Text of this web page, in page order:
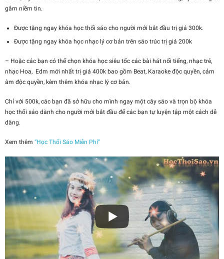
gắm niềm tin.
Được tặng ngay khóa học thổi sáo cho người mới bắt đầu trị giá 300k.
Được tặng ngay khóa học nhạc lý cơ bản trên sáo trúc trị giá 200k
– Hoặc các bạn có thể chọn khóa học siêu tốc các bài hát nổi tiếng, nhạc trẻ,
nhạc Hoa, Edm mới nhất trị giá 400k bao gồm Beat, Karaoke độc quyền, cảm
âm độc quyền, kèm thêm khóa nhạc lý cơ bản.
Chỉ với 500k, các bạn đã sở hữu cho mình ngay một cây sáo và trọn bộ khóa
học thổi sáo dành cho người mới bắt đầu để các bạn tự luyện tập một cách dễ
dàng.
Xem thêm “Học Thổi Sáo Miễn Phí”